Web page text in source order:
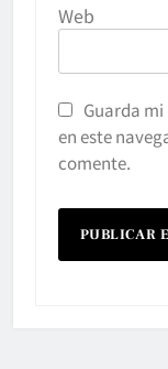
Web
Guarda
en este
comente.